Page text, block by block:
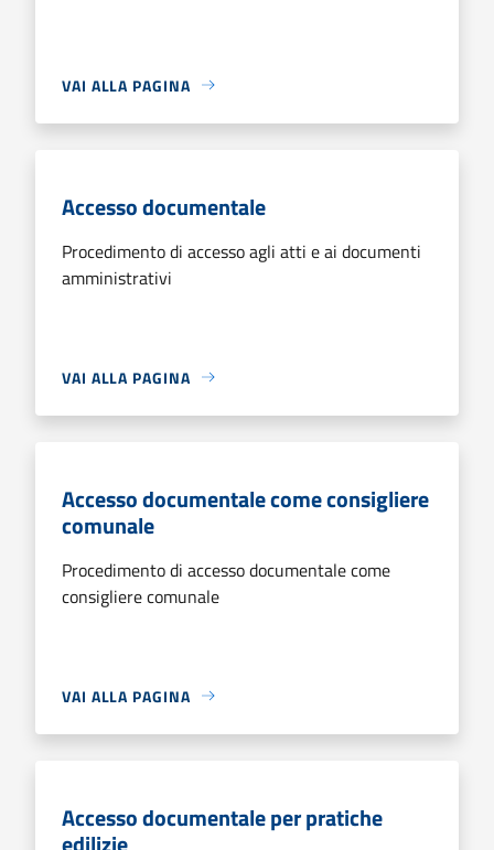
VAI ALLA PAGINA
Accesso documentale
Procedimento di accesso agli atti e ai documenti
amministrativi
VAI ALLA PAGINA
Accesso documentale come consigliere
comunale
Procedimento di accesso documentale come
consigliere comunale
VAI ALLA PAGINA
Accesso documentale per pratiche